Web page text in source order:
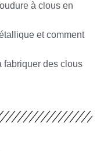
à clous en
et comment
fabriquer des clous